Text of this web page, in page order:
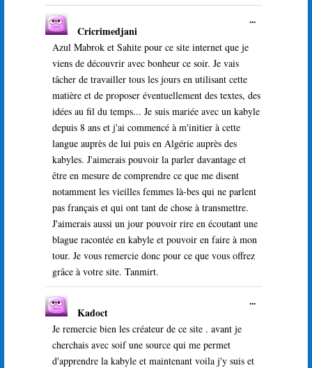
Cricrimedjani
Azul Mabrok et Sahite pour ce site internet que je
viens de découvrir avec bonheur ce soir. Je vais
tâcher de travailler tous les jours en utilisant cette
matière et de proposer éventuellement des textes, des
idées au fil du temps... Je suis mariée avec un kabyle
depuis 8 ans et j'ai commencé à m'initier à cette
langue auprès de lui puis en Algérie auprès des
kabyles. J'aimerais pouvoir la parler davantage et
être en mesure de comprendre ce que me disent
notamment les vieilles femmes là-bes qui ne parlent
pas français et qui ont tant de chose à transmettre.
J'aimerais aussi un jour pouvoir rire en écoutant une
blague racontée en kabyle et pouvoir en faire à mon
tour. Je vous remercie donc pour ce que vous offrez
grâce à votre site. Tanmirt.
...Ouvrir/
Kadoct
Je remercie bien les créateur de ce site . avant je
cherchais avec soif une source qui me permet
d'apprendre la kabyle et maintenant voila j'y suis et
...Ouvrir/